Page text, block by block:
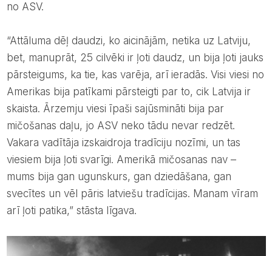
no ASV.
“Attāluma dēļ daudzi, ko aicinājām, netika uz Latviju,
bet, manuprāt, 25 cilvēki ir ļoti daudz, un bija ļoti jauks
pārsteigums, ka tie, kas varēja, arī ieradās. Visi viesi no
Amerikas bija patīkami pārsteigti par to, cik Latvija ir
skaista. Ārzemju viesi īpaši sajūsmināti bija par
mičošanas daļu, jo ASV neko tādu nevar redzēt.
Vakara vadītāja izskaidroja tradīciju nozīmi, un tas
viesiem bija ļoti svarīgi. Amerikā mičosanas nav –
mums bija gan ugunskurs, gan dziedāšana, gan
svecītes un vēl pāris latviešu tradīcijas. Manam vīram
arī ļoti patika,” stāsta līgava.